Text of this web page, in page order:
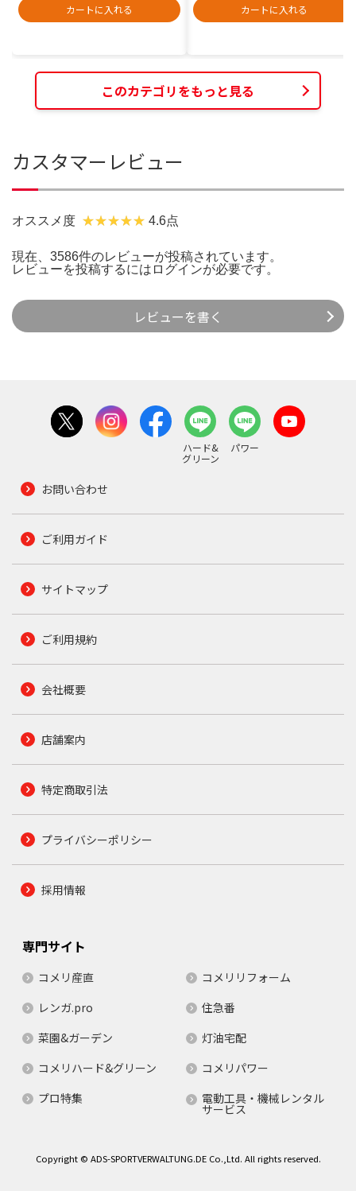
カートに入れる
カートに入れる
このカテゴリをもっと見る
カスタマーレビュー
オススメ度 4.6点
現在、3586件のレビューが投稿されています。
レビューを投稿するには ログインが必要です。
レビューを書く
ハード&
グリーン
パワー
お問い合わせ
ご利用ガイド
サイトマップ
ご利用規約
会社概要
店舗案内
特定商取引法
プライバシーポリシー
採用情報
専門サイト
コメリ産直
コメリリフォーム
レンガ.pro
住急番
菜園&ガーデン
灯油宅配
コメリハード&グリーン
コメリパワー
プロ特集
電動工具・機械レンタル
サービス
Copyright © ADS-SPORTVERWALTUNG.DE Co.,Ltd. All rights reserved.